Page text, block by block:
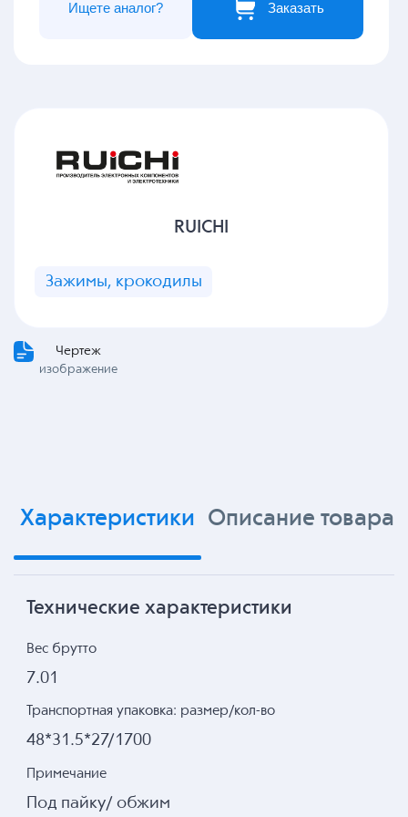
Заказать
Ищете аналог?
RUICHI
Зажимы, крокодилы
Чертеж
изображение
Характеристики Описание товара
Технические характеристики
Вес брутто
7.01
Транспортная упаковка: размер/кол-во
48*31.5*27/1700
Примечание
Под пайку/ обжим